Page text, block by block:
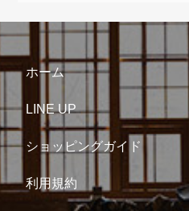
ホーム
LINE UP
ショッピングガイド
利用規約